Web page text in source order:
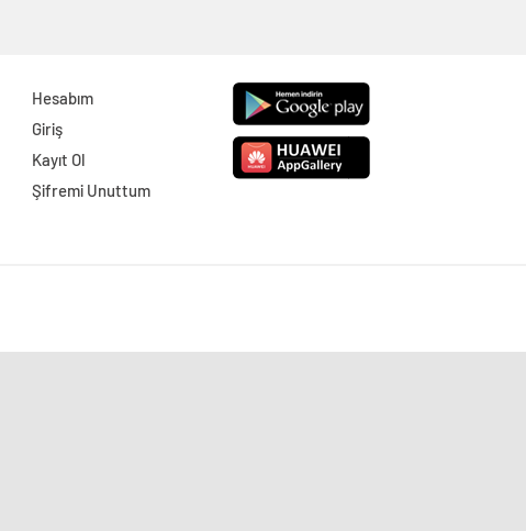
Hesabım
Giriş
Kayıt Ol
Şifremi Unuttum